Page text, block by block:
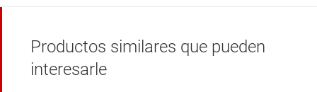
Productos similares que pueden
interesarle